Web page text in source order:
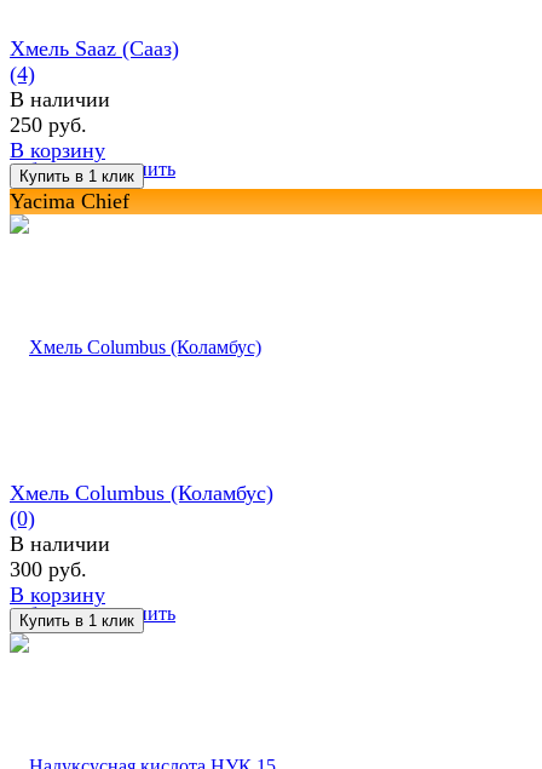
избранное сравнить
Хмель Saaz (Сааз)
(4)
В наличии
250 руб.
В корзину
Yacima Chief
избранное сравнить
Хмель Columbus (Коламбус)
(0)
В наличии
300 руб.
В корзину